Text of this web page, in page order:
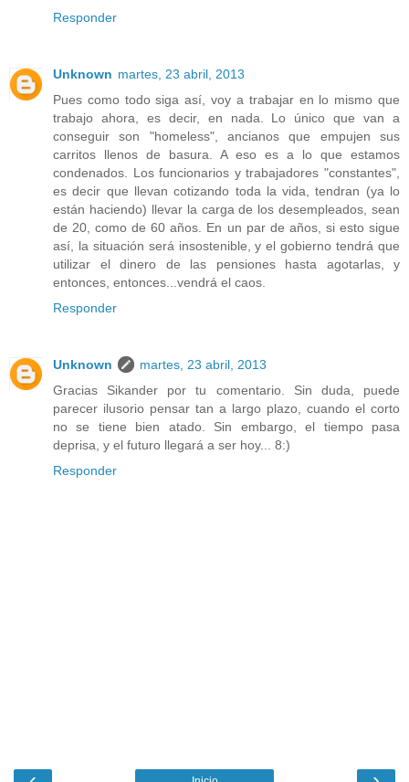
Responder
Unknown martes, 23 abril, 2013
Pues como todo siga así, voy a trabajar en lo mismo que
trabajo ahora, es decir, en nada. Lo único que van a
conseguir son "homeless", ancianos que empujen sus
carritos llenos de basura. A eso es a lo que estamos
condenados. Los funcionarios y trabajadores "constantes",
es decir que llevan cotizando toda la vida, tendran (ya lo
están haciendo) llevar la carga de los desempleados, sean
de 20, como de 60 años. En un par de años, si esto sigue
así, la situación será insostenible, y el gobierno tendrá que
utilizar el dinero de las pensiones hasta agotarlas, y
entonces, entonces...vendrá el caos.
Responder
Unknown
martes, 23 abril, 2013
Gracias Sikander por tu comentario. Sin duda, puede
parecer ilusorio pensar tan a largo plazo, cuando el corto
no se tiene bien atado. Sin embargo, el tiempo pasa
deprisa, y el futuro llegará a ser hoy... 8:)
Responder